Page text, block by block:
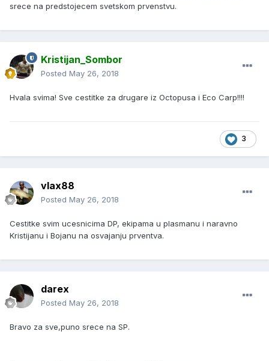
srece na predstojecem svetskom prvenstvu.
Kristijan_Sombor
Posted May 26, 2018
Hvala svima! Sve cestitke za drugare iz Octopusa i Eco Carp!!!!
3
vlax88
Posted May 26, 2018
Cestitke svim ucesnicima DP, ekipama u plasmanu i naravno
Kristijanu i Bojanu na osvajanju prventva.
darex
Posted May 26, 2018
Bravo za sve,puno srece na SP.